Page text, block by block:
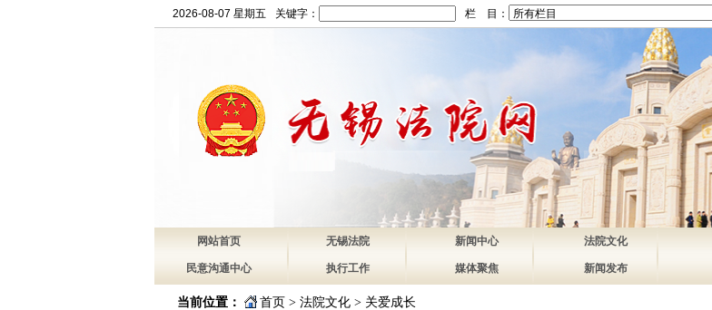
2026-08-07 星期五 关键字： 栏 目：
网站首页 无锡法院 新闻中心 法院文化
民意沟通中心 执行工作 媒体聚焦 新闻发布
当前位置： 首页 > 法院文化 > 关爱成长